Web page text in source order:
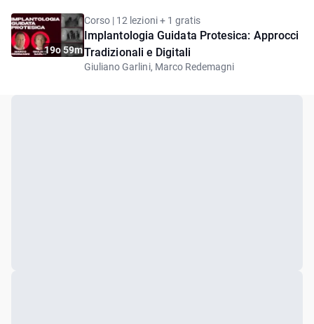
19o 59m
Corso | 12 lezioni + 1 gratis
Implantologia Guidata Protesica: Approcci
Tradizionali e Digitali
Giuliano Garlini, Marco Redemagni